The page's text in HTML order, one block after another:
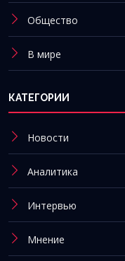
Общество
В мире
КАТЕГОРИИ
Новости
Аналитика
Интервью
Мнение